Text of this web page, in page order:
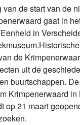
de start van de
gaat in
in
de
uit de
buurtschappen.
Krimpenerwaard in
op 21 maart